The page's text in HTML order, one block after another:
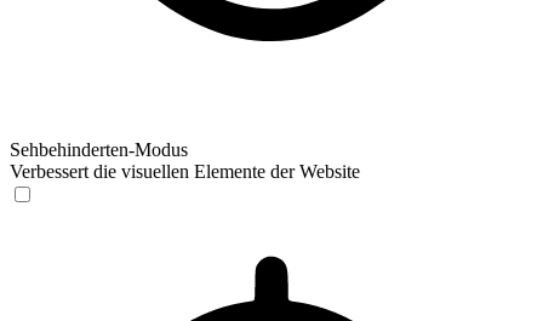
Sehbehinderten-Modus
Verbessert die visuellen Elemente der Website